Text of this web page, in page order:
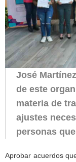
José
de este
materia de
ajustes
personas
Aprobar acuerdos